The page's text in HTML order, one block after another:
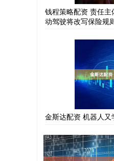
钱程策略配资 责任
动驾驶将改写保险规
金斯达配资 机器人